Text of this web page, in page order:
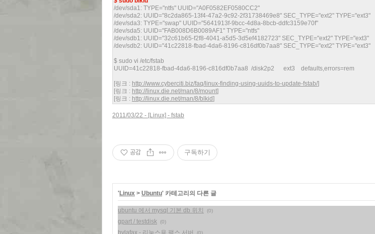
/dev/sda1: TYPE="ntfs" UUID="A0F0582EF0580CC2"
/dev/sda2: UUID="8c2da865-13f4-47a2-9c92-2f31738469e8" SEC_TYPE="ext2" TYPE="ext3"
/dev/sda3: TYPE="swap" UUID="5641913f-9bcc-4d8a-8bcb-ddfc3159e70f"
/dev/sda5: UUID="FAB008D6B0089AF1" TYPE="ntfs"
/dev/sdb1: UUID="32c61b65-f2f8-4041-a5d5-3d5ef4182723" SEC_TYPE="ext2" TYPE="ext3"
/dev/sdb2: UUID="41c22818-fbad-4da6-8196-c816df0b7aa8" SEC_TYPE="ext2" TYPE="ext3"
$ sudo vi /etc/fstab
UUID=41c22818-fbad-4da6-8196-c816df0b7aa8 /disk2p2 ext3 defaults,errors=rem
[링크 : http://www.cyberciti.biz/faq/linux-finding-using-uuids-to-update-fstab/]
[링크 : http://linux.die.net/man/8/mount]
[링크 : http://linux.die.net/man/8/blkid]
2011/03/22 - [Linux] - fstab
공감 구독하기
'Linux > Ubuntu' 카테고리의 다른 글
ubuntu 에서 mysql 기본 db 위치 (0)
gpart / testdisk (0)
hylafax - 리눅스용 팩스 서버 (0)